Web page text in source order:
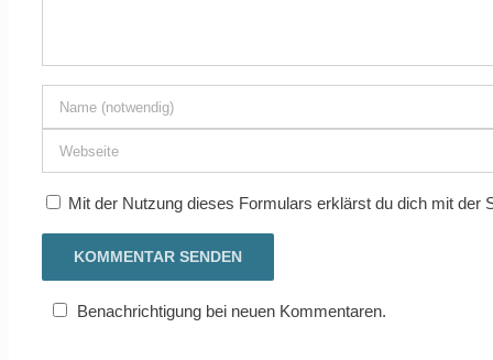
Mit der Nutzung dieses Formulars erklärst du dich mit der
Benachrichtigung bei neuen Kommentaren.